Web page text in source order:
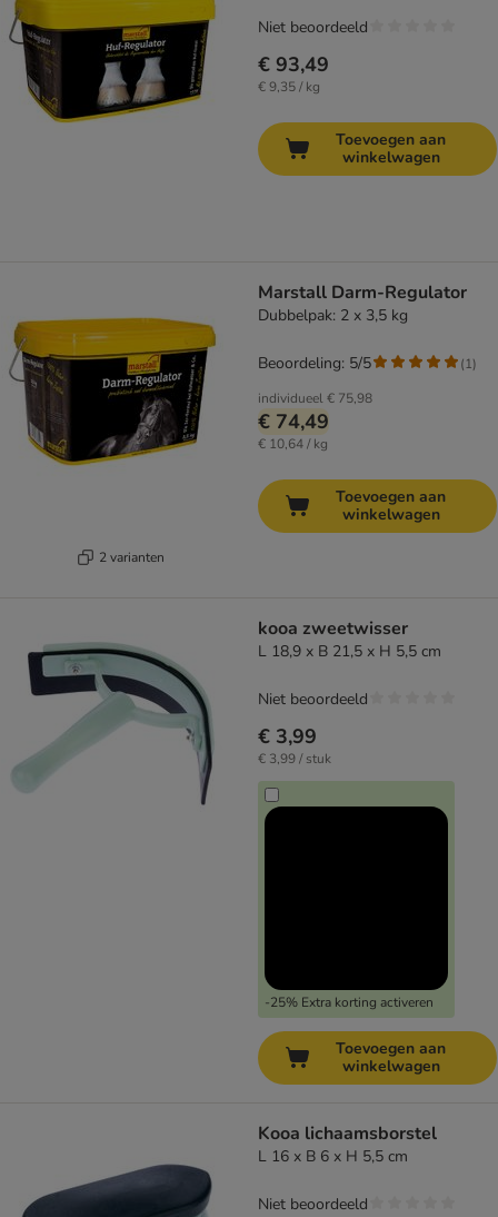
€ 93,49
€ 9,35 / kg
Niet beoordeeld
Toevoegen aan
winkelwagen
2 varianten
Marstall Darm-Regulator
Dubbelpak: 2 x 3,5 kg
individueel€ 75,98
€ 74,49
€ 10,64 / kg
Beoordeling: 5/5 (1)
Toevoegen aan
winkelwagen
kooa zweetwisser
L 18,9 x B 21,5 x H 5,5 cm
€ 3,99
€ 3,99 / stuk
-25% Extra korting activeren
Niet beoordeeld
Toevoegen aan
winkelwagen
Kooa lichaamsborstel
L 16 x B 6 x H 5,5 cm
Niet beoordeeld